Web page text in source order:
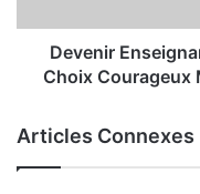
Devenir
Choix Courageux
Articles Connexes